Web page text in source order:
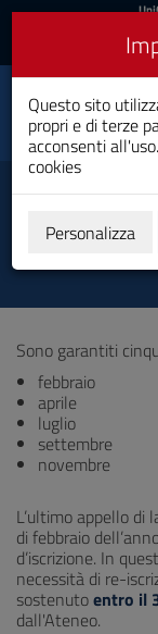
Vai
al
navigazione
sito
al
Footer
UniCa
Accedi
Toggle
navigation
Lauree
Sono garantiti
febbraio
aprile
luglio
settembre
novembre
L’ultimo appello di
di febbraio
d’iscrizione. In
necessità di re-
sostenutoentro il
dall'Ateneo.
Questo sito
propri e di terze
acconsenti
cookies
Personalizza